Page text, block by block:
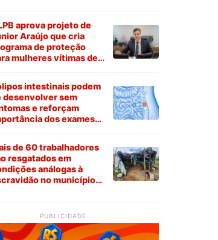
aprova projeto de
Araújo que cria
de proteção
mulheres vítimas de
intestinais podem
desenvolver sem
e reforçam
dos exames
de 60 trabalhadores
resgatados em
análogas à
no município
PUBLICIDADE